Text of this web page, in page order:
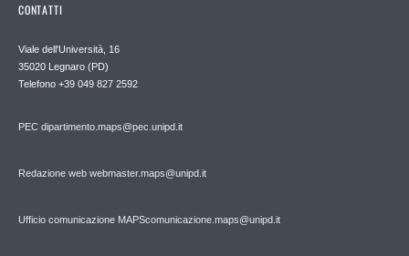
CONTATTI
Viale dell'Università, 16
35020 Legnaro (PD)
Telefono +39 049 827 2592
PEC dipartimento.maps@pec.unipd.it
Redazione web webmaster.maps@unipd.it
Ufficio comunicazione MAPScomunicazione.maps@unipd.it